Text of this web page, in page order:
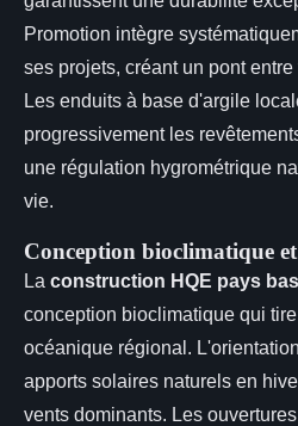
Promotion intègre
ses projets, créant un pont
Les enduits à base d'argile
progressivement les
une régulation hygrométrique
vie.
Conception bioclimatique
La construction HQE pays
conception bioclimatique qui
océanique régional.
apports solaires naturels en
vents dominants. Les